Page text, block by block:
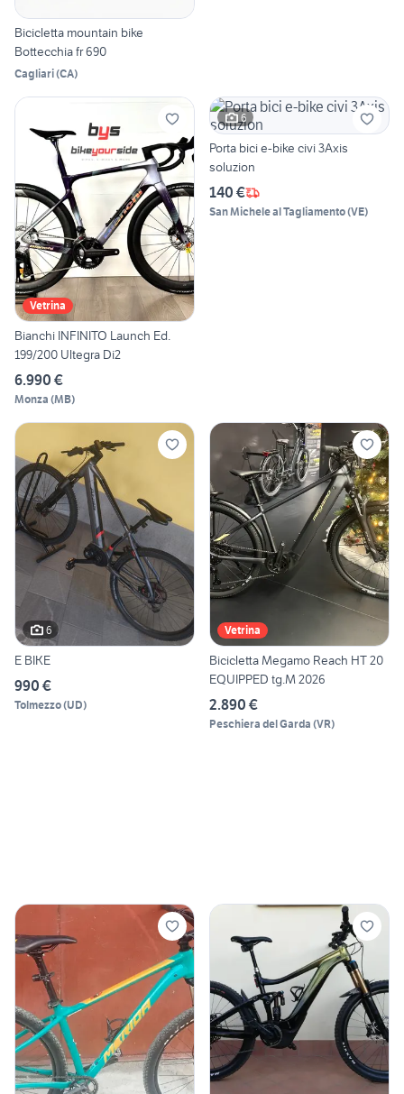
Bicicletta mountain bike
Bottecchia fr 690
Cagliari(CA)
Vetrina
Bianchi INFINITO Launch Ed.
199/200 Ultegra Di2
6.990 €
Monza (MB)
6
Porta bici e-bike civi 3Axis
soluzion
140 €
San Michele al Tagliamento(VE)
6
E BIKE
990 €
Tolmezzo(UD)
Vetrina
Bicicletta Megamo Reach HT 20
EQUIPPED tg.M 2026
2.890 €
Peschiera del Garda (VR)